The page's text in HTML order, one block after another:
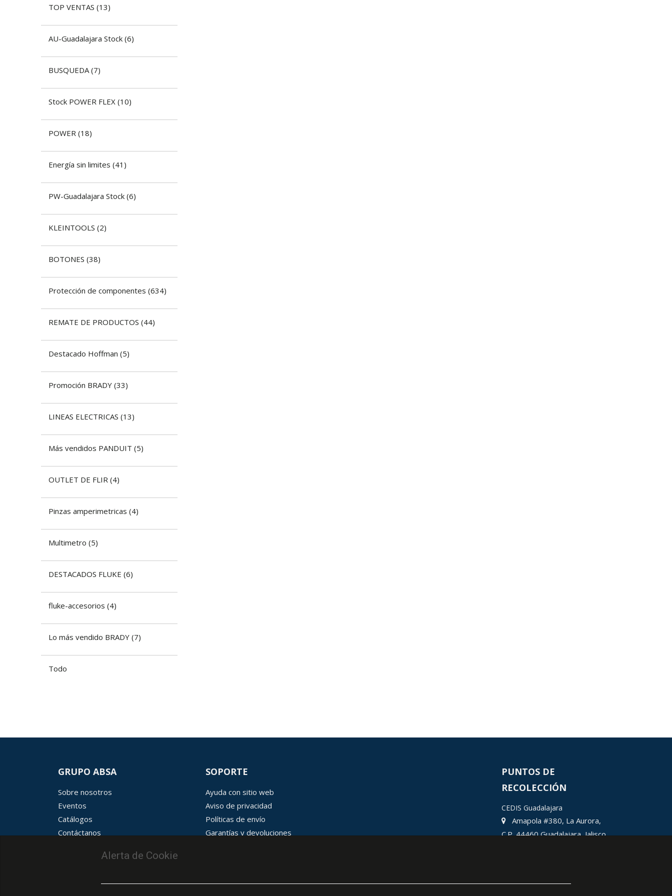
TOP VENTAS (13)
AU-Guadalajara Stock (6)
BUSQUEDA (7)
Stock POWER FLEX (10)
POWER (18)
Energía sin limites (41)
PW-Guadalajara Stock (6)
KLEINTOOLS (2)
BOTONES (38)
​Protección de componentes (634)
REMATE DE PRODUCTOS (44)
Destacado Hoffman (5)
Promoción BRADY (33)
LINEAS ELECTRICAS (13)
Más vendidos PANDUIT (5)
OUTLET DE FLIR (4)
Pinzas amperimetricas (4)
Multimetro (5)
DESTACADOS FLUKE (6)
fluke-accesorios (4)
Lo más vendido BRADY (7)
Todo
Alerta de Cookie
GRUPO ABSA
Sobre nosotros
Eventos
Catálogos
Contáctanos
SOPORTE
Ayuda con sitio web
Aviso de privacidad
Políticas de envío
Garantías y devoluciones
PUNTOS DE
RECOLECCIÓN
CEDIS Guadalajara
Amapola #380, La Aurora,
C.P. 44460 Guadalajara, Jalisco,
Ciudad Juárez
León